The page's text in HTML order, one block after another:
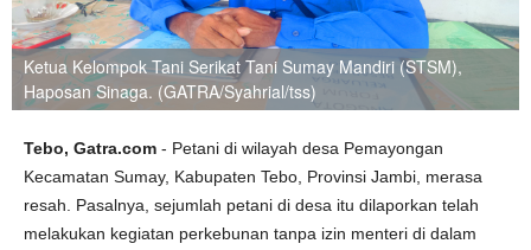
Ketua Kelompok Tani Serikat Tani Sumay Mandiri (STSM),
Haposan Sinaga. (GATRA/Syahrial/tss)
Tebo, Gatra.com - Petani di wilayah desa Pemayongan
Kecamatan Sumay, Kabupaten Tebo, Provinsi Jambi, merasa
resah. Pasalnya, sejumlah petani di desa itu dilaporkan telah
melakukan kegiatan perkebunan tanpa izin menteri di dalam